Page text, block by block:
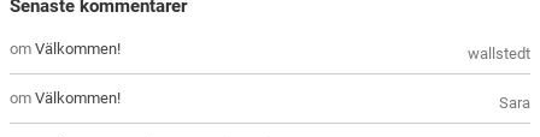
Senaste kommentarer
wallstedt
omVälkommen!
Sara
omVälkommen!